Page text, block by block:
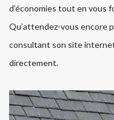
d’économies tout en vous
Qu’attendez-vous encore
consultant son site
directement.